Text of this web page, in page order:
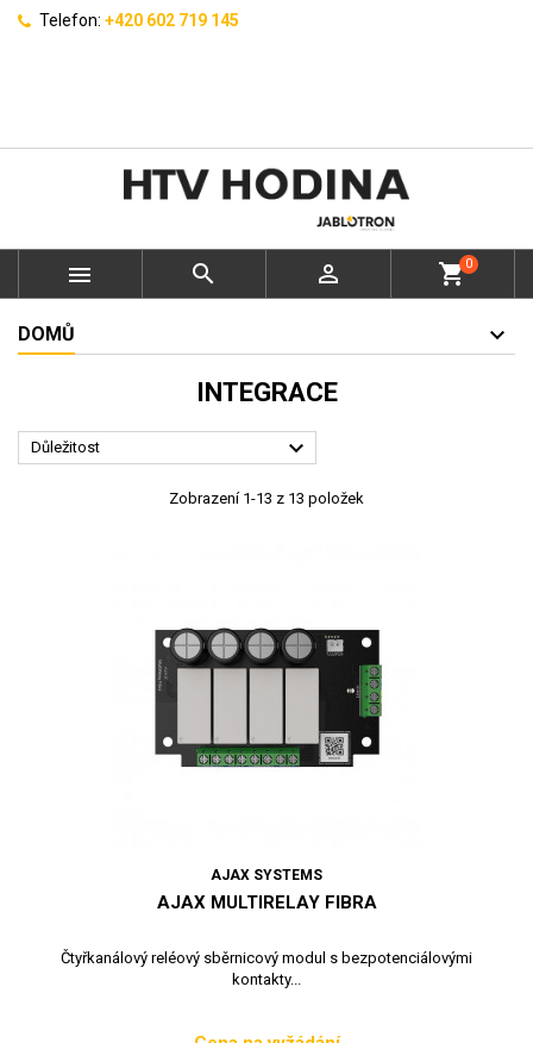
Telefon: +420 602 719 145
   shopping_cart0
DOMŮ
INTEGRACE
Důležitost 
Zobrazení 1-13 z 13 položek
AJAX SYSTEMS
AJAX MULTIRELAY FIBRA
Čtyřkanálový reléový sběrnicový modul s bezpotenciálovými
kontakty...